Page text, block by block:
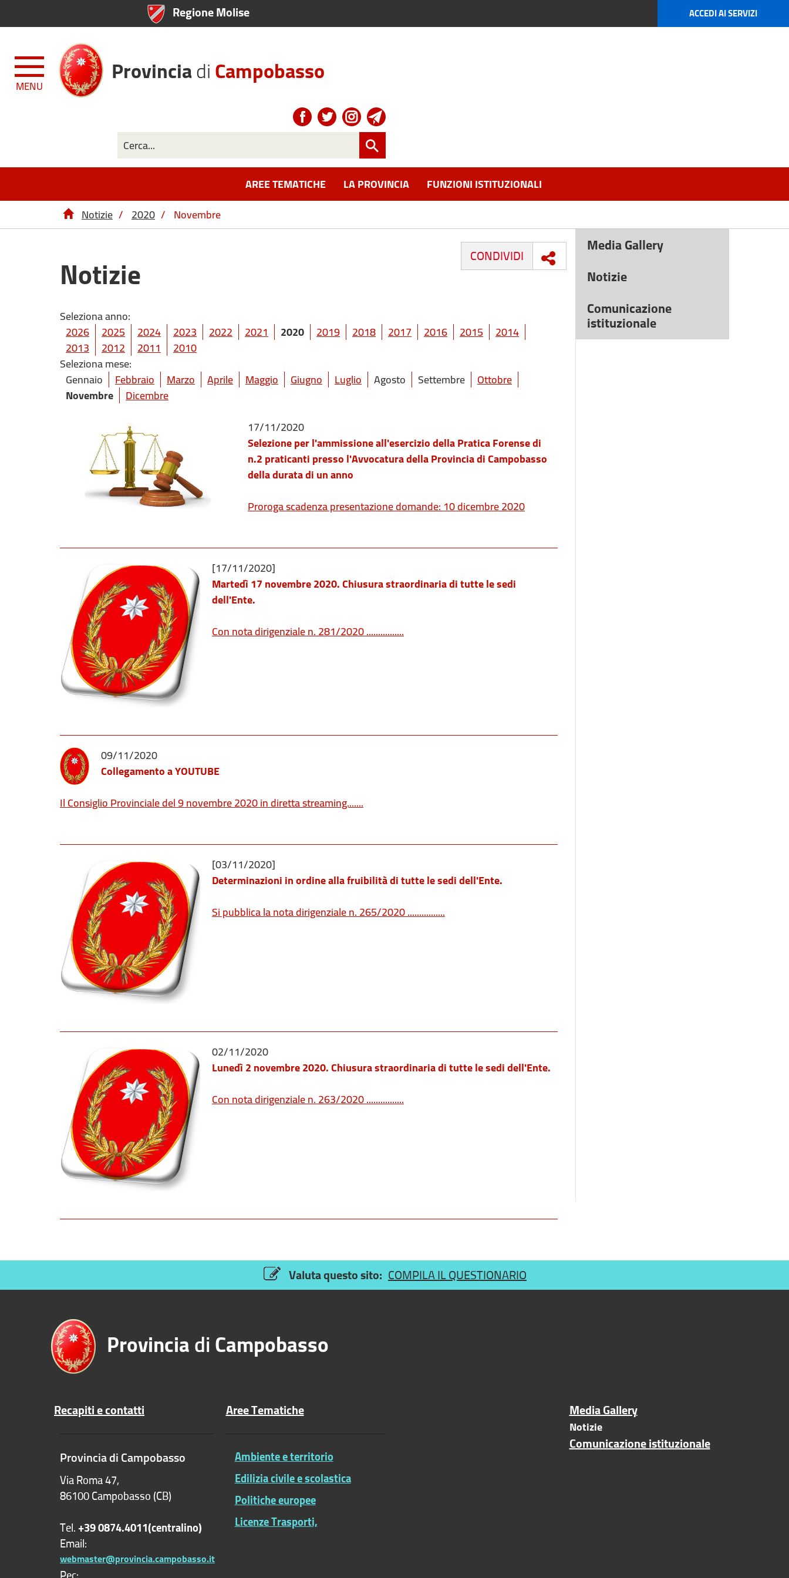
Regione Molise ACCEDI AI SERVIZI
MENU ProvinciadiCampobasso
AREE TEMATICHE LA PROVINCIA
FUNZIONI ISTITUZIONALI
Notizie / 2020 / Novembre
CONDIVIDI
Notizie
Seleziona anno:
2026
2025 2024 2023 2022 2021 2020 2019 2018 2017 2016 2015
2014
2013
2012 2011
2010
Seleziona mese:
Gennaio
Febbraio Marzo Aprile Maggio Giugno Luglio Agosto Settembre
Ottobre
Novembre
Dicembre
17/11/2020
Selezione per l'ammissione all'esercizio della Pratica Forense di
n.2 praticanti presso l'Avvocatura della Provincia di Campobasso
della durata di un anno
Proroga scadenza presentazione domande: 10 dicembre 2020
[17/11/2020]
Martedì 17 novembre 2020. Chiusura straordinaria di tutte le sedi
dell'Ente.
Con nota dirigenziale n. 281/2020 ................
09/11/2020
Collegamento a YOUTUBE
Il Consiglio Provinciale del 9 novembre 2020 in diretta streaming.......
[03/11/2020]
Determinazioni in ordine alla fruibilità di tutte le sedi dell'Ente.
Si pubblica la nota dirigenziale n. 265/2020 ................
02/11/2020
Lunedì 2 novembre 2020. Chiusura straordinaria di tutte le sedi dell'Ente.
Con nota dirigenziale n. 263/2020 ................
Media Gallery
Notizie
Comunicazione
istituzionale
Valuta questo sito: COMPILA IL QUESTIONARIO
ProvinciadiCampobasso
Recapiti e contatti
Provincia di Campobasso
Via Roma 47,
86100 Campobasso (CB)
Tel.+39 0874.4011(centralino)
Email:
webmaster@provincia.campobasso.it
Aree Tematiche
Ambiente e territorio
Edilizia civile e scolastica
Politiche europee
Licenze Trasporti,
Media Gallery
Notizie
Comunicazione istituzionale